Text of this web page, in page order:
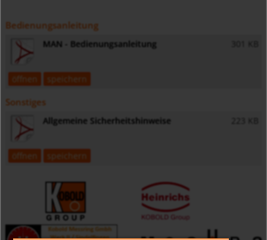
Bedienungsanleitung
MAN - Bedienungsanleitung 301 KB
öffnen speichern
Sonstiges
Allgemeine Sicherheitshinweise 223 KB
öffnen speichern